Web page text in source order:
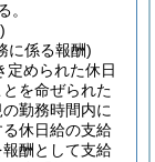
。
に係る報酬)
定められた休日
を命ぜられた
勤務時間内に
休日給の支給
酬として支給